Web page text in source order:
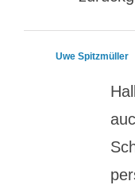
Uwe Spitzmüller